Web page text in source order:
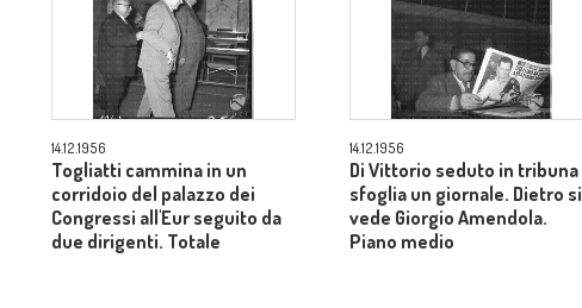
14.12.1956
Togliatti cammina in un
corridoio del palazzo dei
Congressi all'Eur seguito da
due dirigenti. Totale
14.12.1956
Di Vittorio seduto in tribuna
sfoglia un giornale. Dietro si
vede Giorgio Amendola.
Piano medio